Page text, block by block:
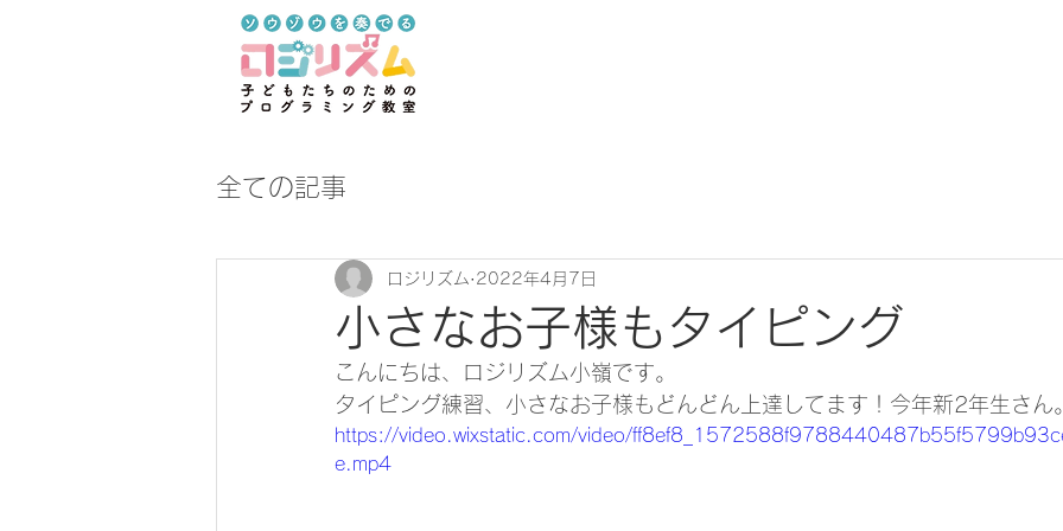
全ての記事
小さなお子様もタイピング
ロジリズム 2022年4月7日
こんにちは、ロジリズム小嶺です。
タイピング練習、小さなお子様もどんどん上達してます！今年新2年生さん
https://video.wixstatic.com/video/
e.mp4